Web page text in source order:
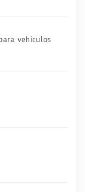
vehículos